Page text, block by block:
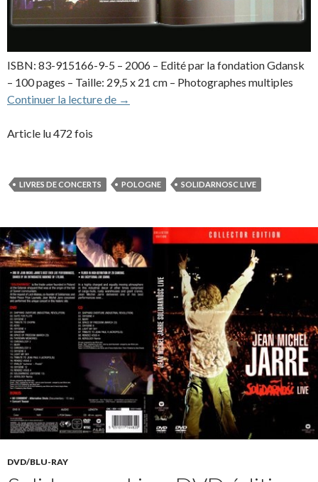
ISBN: 83-915166-9-5 – 2006 – Edité par la fondation Gdansk
– 100 pages – Taille: 29,5 x 21 cm – Photographes multiples
Continuer la lecture de
Live in Gdansk (livre, 2006)
→
Article lu 472 fois
LIVRES DE CONCERTS POLOGNE SOLIDARNOSC LIVE
DVD/BLU-RAY